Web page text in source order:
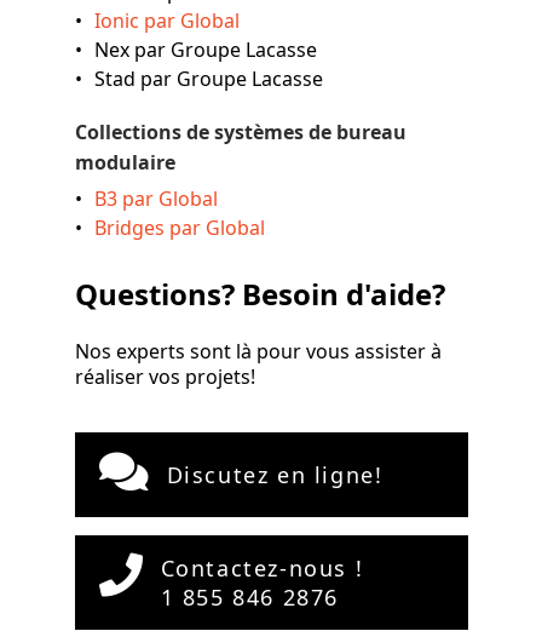
Ionic par Global
Nex par Groupe Lacasse
Stad par Groupe Lacasse
Collections de systèmes de bureau
modulaire
B3 par Global
Bridges par Global
Questions? Besoin d'aide?
Nos experts sont là pour vous assister à
réaliser vos projets!
Discutez en ligne!
Contactez-nous !
1 855 846 2876